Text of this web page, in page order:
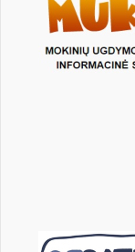
16 17
23 24